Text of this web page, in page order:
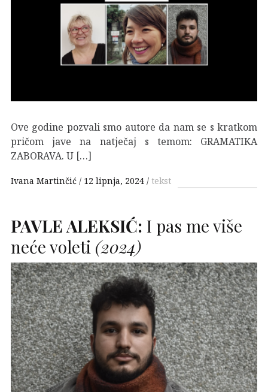
Ove godine pozvali smo autore da nam se s kratkom
pričom jave na natječaj s temom: GRAMATIKA
ZABORAVA. U […]
Ivana Martinčić 12 lipnja, 2024 tekst
PAVLE ALEKSIĆ: I pas me više
neće voleti (2024)